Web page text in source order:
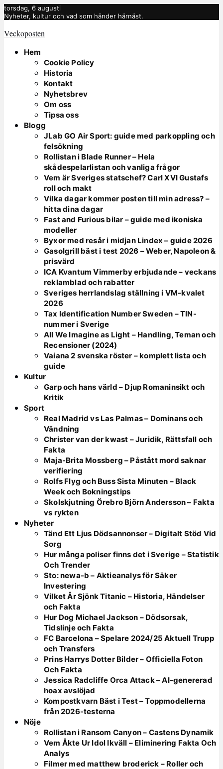
torsdag, 6 augusti
Nyheter, kultur och vad som händer härnäst.
Veckoposten
Hem
Cookie Policy
Historia
Kontakt
Nyhetsbrev
Om oss
Tipsa oss
Blogg
JLab GO Air Sport: guide med parkoppling och
felsökning
Rollistan i Blade Runner – Hela
skådespelarlistan och vanliga frågor
Vem är Sveriges statschef? Carl XVI Gustafs
roll och makt
Vilka dagar kommer posten till min adress? –
hitta dina dagar
Fast and Furious bilar – guide med ikoniska
modeller
Byxor med resår i midjan Lindex – guide 2026
Gasolgrill bäst i test 2026 – Weber, Napoleon &
prisvärd
ICA Kvantum Vimmerby erbjudande – veckans
reklamblad och rabatter
Sveriges herrlandslag ställning i VM-kvalet
2026
Tax Identification Number Sweden – TIN-
nummer i Sverige
All We Imagine as Light – Handling, Teman och
Recensioner (2024)
Vaiana 2 svenska röster – komplett lista och
guide
Kultur
Garp och hans värld – Djup Romaninsikt och
Kritik
Sport
Real Madrid vs Las Palmas – Dominans och
Vändning
Christer van der kwast – Juridik, Rättsfall och
Fakta
Maja-Brita Mossberg – Påstått mord saknar
verifiering
Rolfs Flyg och Buss Sista Minuten – Black
Week och Bokningstips
Skolskjutning Örebro Björn Andersson – Fakta
vs rykten
Nyheter
Tänd Ett Ljus Dödsannonser – Digitalt Stöd Vid
Sorg
Hur många poliser finns det i Sverige – Statistik
Och Trender
Sto: newa-b – Aktieanalys för Säker
Investering
Vilket År Sjönk Titanic – Historia, Händelser
och Fakta
Hur Dog Michael Jackson – Dödsorsak,
Tidslinje och Fakta
FC Barcelona – Spelare 2024/25 Aktuell Trupp
och Transfers
Prins Harrys Dotter Bilder – Officiella Foton
Och Fakta
Jessica Radcliffe Orca Attack – AI-genererad
hoax avslöjad
Kompostkvarn Bäst i Test – Toppmodellerna
från 2026-testerna
Nöje
Rollistan i Ransom Canyon – Castens Dynamik
Vem Åkte Ur Idol Ikväll – Eliminering Fakta Och
Analys
Filmer med matthew broderick – Roller och